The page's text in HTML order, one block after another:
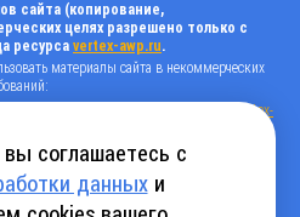
сайта (копирование,
целях разрешено только с
ресурса vertex-awp.ru.
материалы сайта в некоммерческих
на оригинал в виде: «источник
vertex-
«noindex», «nofollow» и любые другие
в ссылках;
должны оставаться в неизменном
соглашаетесь с
данныхи